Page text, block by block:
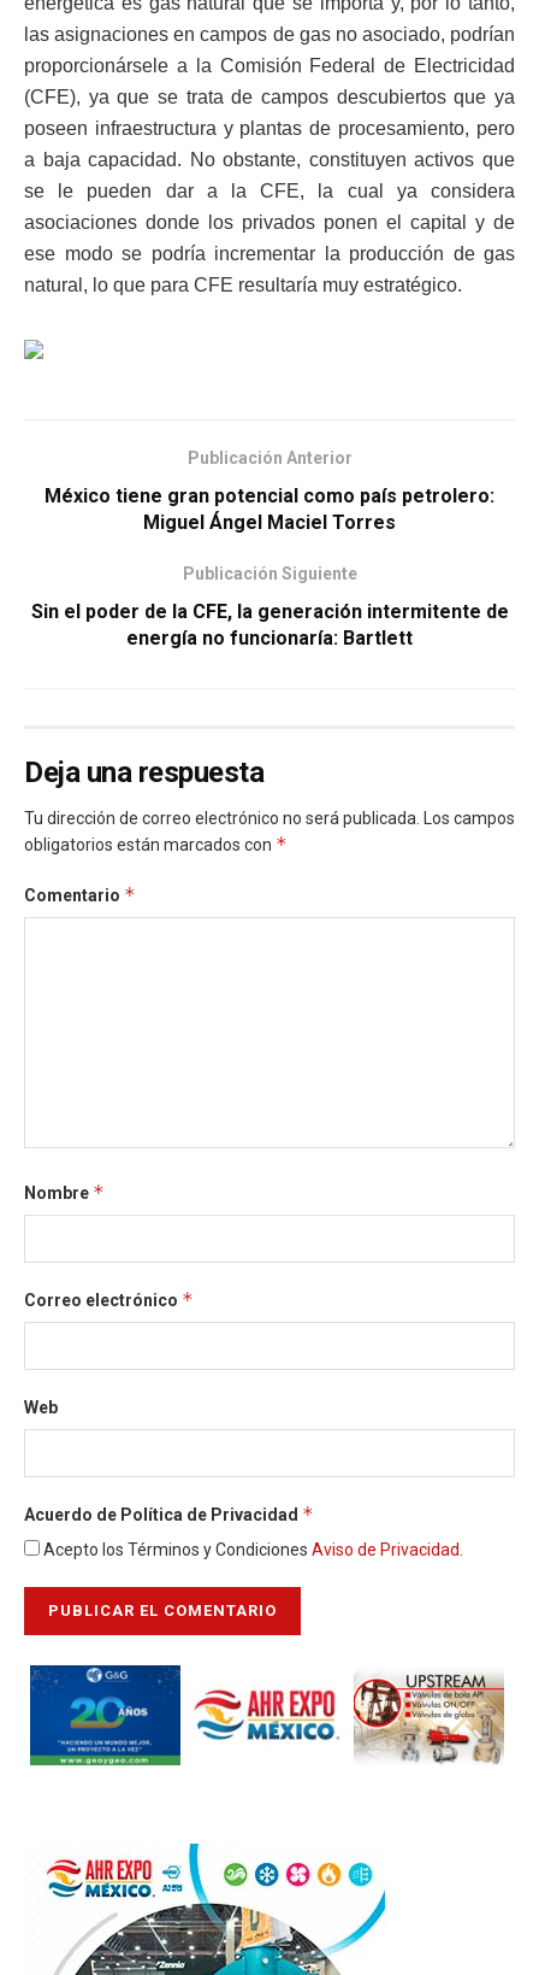
las asignaciones en campos de gas no asociado, podrían
proporcionársele a la Comisión Federal de Electricidad
(CFE), ya que se trata de campos descubiertos que ya
poseen infraestructura y plantas de procesamiento, pero
a baja capacidad. No obstante, constituyen activos que
se le pueden dar a la CFE, la cual ya considera
asociaciones donde los privados ponen el capital y de
ese modo se podría incrementar la producción de gas
natural, lo que para CFE resultaría muy estratégico.
Publicación Anterior
México tiene gran potencial como país petrolero:
Miguel Ángel Maciel Torres
Publicación Siguiente
Sin el poder de la CFE, la generación intermitente de
energía no funcionaría: Bartlett
Deja una respuesta
Tu dirección de correo electrónico no será publicada.
Los campos
obligatorios están marcados con *
Comentario *
Nombre *
Correo electrónico *
Web
Acuerdo de Política de Privacidad *
Acepto los Términos y Condiciones Aviso de Privacidad